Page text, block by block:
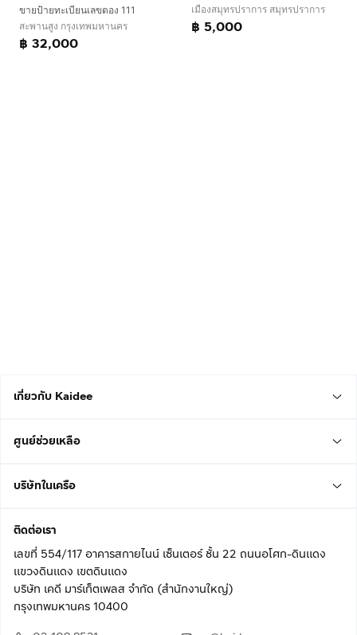
ขายป้ายทะเบียนเลขตอง 111
สะพานสูง กรุงเทพมหานคร
฿ 32,000
เมืองสมุทรปราการ สมุทรปราการ
฿ 5,000
เกี่ยวกับ Kaidee
ศูนย์ช่วยเหลือ
บริษัทในเครือ
ติดต่อเรา
เลขที่ 554/117 อาคารสกายไนน์ เซ็นเตอร์ ชั้น 22 ถนนอโศก-ดินแดง
แขวงดินแดง เขตดินแดง
บริษัท เคดี มาร์เก็ตเพลส จำกัด (สำนักงานใหญ่)
กรุงเทพมหานคร 10400